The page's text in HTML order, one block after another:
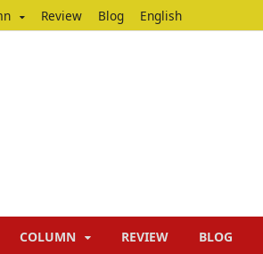
Review Blog English
COLUMN REVIEW BLOG